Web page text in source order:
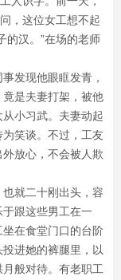
，这位女工想不起
的汉。”在场的老师
发现他眼眶发青，
是夫妻打架，被他
小习武。夫妻动起
笑谈。不过，工友
放心，不会被人欺
就二十刚出头，容
跟这些男工在一
在食堂门口的台阶
进她的裤腿里，以
般对待。有老职工